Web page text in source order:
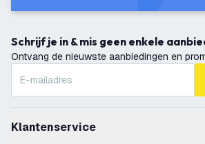
Schrijf je in & mis geen enkele
Ontvang de nieuwste aanbiedingen en
Klantenservice